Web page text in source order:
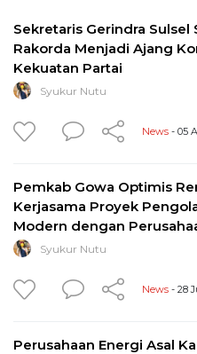
Sekretaris Gerindra Sulsel
Rakorda Menjadi Ajang
Kekuatan Partai
Syukur Nutu
News - 05
Pemkab Gowa Optimis
Kerjasama Proyek
Modern dengan
Syukur Nutu
News - 28
Perusahaan Energi Asal